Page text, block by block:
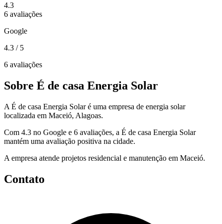
4.3
6 avaliações
Google
4.3 / 5
6 avaliações
Sobre É de casa Energia Solar
A É de casa Energia Solar é uma empresa de energia solar
localizada em Maceió, Alagoas.
Com 4.3 no Google e 6 avaliações, a É de casa Energia Solar
mantém uma avaliação positiva na cidade.
A empresa atende projetos residencial e manutenção em Maceió.
Contato